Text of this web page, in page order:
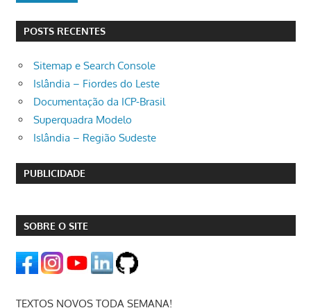
POSTS RECENTES
Sitemap e Search Console
Islândia – Fiordes do Leste
Documentação da ICP-Brasil
Superquadra Modelo
Islândia – Região Sudeste
PUBLICIDADE
SOBRE O SITE
TEXTOS NOVOS TODA SEMANA!